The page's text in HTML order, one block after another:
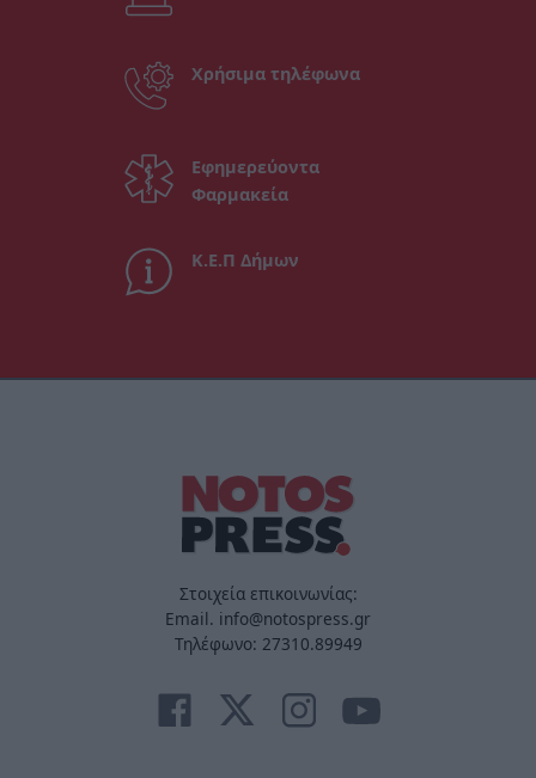
Χρήσιμα τηλέφωνα
Εφημερεύοντα
Φαρμακεία
Κ.Ε.Π Δήμων
Στοιχεία επικοινωνίας:
Email. info@notospress.gr
Τηλέφωνο: 27310.89949